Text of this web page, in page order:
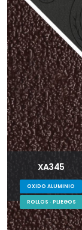
XA345
OXIDO ALUMINIO
ROLLOS · PLIEGOS